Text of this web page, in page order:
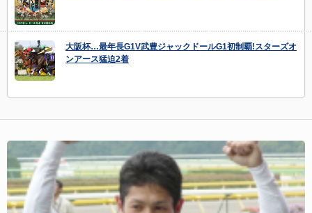
大阪杯…最年長G1V武豊ジャックドールG1初制覇!スターズオ
ンアース猛迫2着